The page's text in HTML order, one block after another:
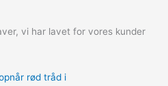
vi har lavet for vores kunder
rød tråd i